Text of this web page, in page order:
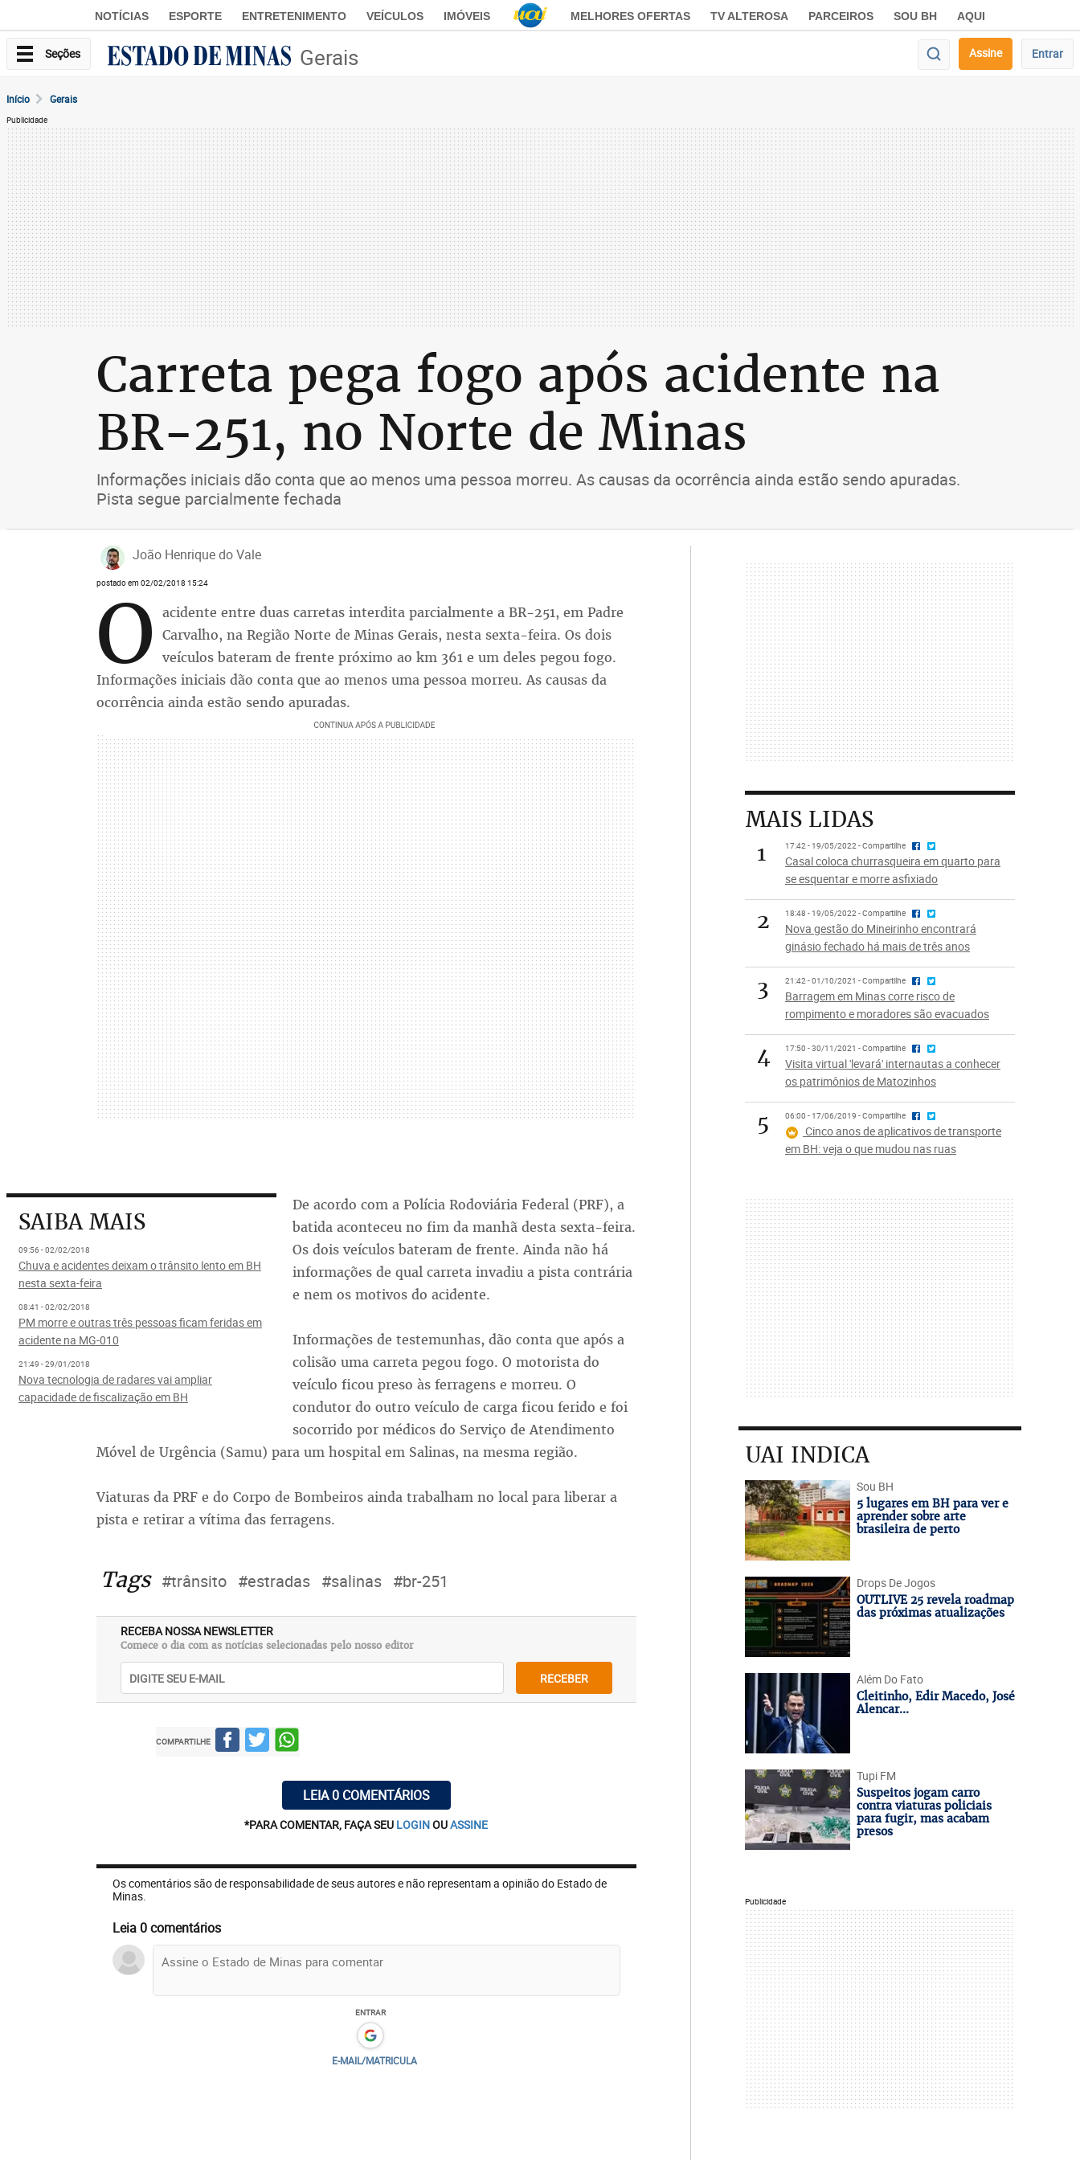
NOTÍCIAS ESPORTE ENTRETENIMENTO VEÍCULOS IMÓVEIS MELHORES OFERTAS TV ALTEROSA PARCEIROS SOU BH AQUI
Seções Gerais Assine Entrar
Início Gerais
Publicidade
Carreta pega fogo após acidente na
BR-251, no Norte de Minas
Informações iniciais dão conta que ao menos uma pessoa morreu. As causas da ocorrência ainda estão sendo apuradas.
Pista segue parcialmente fechada
João Henrique do Vale
postado em 02/02/2018 15:24
O acidente entre duas carretas interdita parcialmente a BR-251, em Padre
Carvalho, na Região Norte de Minas Gerais, nesta sexta-feira. Os dois
veículos bateram de frente próximo ao km 361 e um deles pegou fogo.
Informações iniciais dão conta que ao menos uma pessoa morreu. As causas da
ocorrência ainda estão sendo apuradas.
SAIBA MAIS
09:56 - 02/02/2018
Chuva e acidentes deixam o trânsito lento em BH
nesta sexta-feira
08:41 - 02/02/2018
PM morre e outras três pessoas ficam feridas em
acidente na MG-010
21:49 - 29/01/2018
Nova tecnologia de radares vai ampliar
capacidade de fiscalização em BH
De acordo com a Polícia Rodoviária Federal (PRF), a
batida aconteceu no fim da manhã desta sexta-feira.
Os dois veículos bateram de frente. Ainda não há
informações de qual carreta invadiu a pista contrária
e nem os motivos do acidente.
Informações de testemunhas, dão conta que após a
colisão uma carreta pegou fogo. O motorista do
veículo ficou preso às ferragens e morreu. O
condutor do outro veículo de carga ficou ferido e foi
socorrido por médicos do Serviço de Atendimento
Móvel de Urgência (Samu) para um hospital em Salinas, na mesma região.
Viaturas da PRF e do Corpo de Bombeiros ainda trabalham no local para liberar a
pista e retirar a vítima das ferragens.
Tags #trânsito #estradas #salinas #br-251
RECEBA NOSSA NEWSLETTER
Comece o dia com as notícias selecionadas pelo nosso editor
RECEBER
COMPARTILHE
LEIA 0 COMENTÁRIOS
*PARA COMENTAR, FAÇA SEU LOGINOUASSINE
Os comentários são de responsabilidade de seus autores e não representam a opinião do Estado de
Minas.
Leia 0 comentários
ENTRAR
E-MAIL/MATRICULA
MAIS LIDAS
1
17:42 - 19/05/2022 - Compartilhe
Casal coloca churrasqueira em quarto para
se esquentar e morre asfixiado
2 18:48 - 19/05/2022 - Compartilhe
Nova gestão do Mineirinho encontrará
ginásio fechado há mais de três anos
3 21:42 - 01/10/2021 - Compartilhe
Barragem em Minas corre risco de
rompimento e moradores são evacuados
4 17:50 - 30/11/2021 - Compartilhe
Visita virtual 'levará' internautas a conhecer
os patrimônios de Matozinhos
5 06:00 - 17/06/2019 - Compartilhe
Cinco anos de aplicativos de transporte
em BH: veja o que mudou nas ruas
UAI INDICA
Sou BH
5 lugares em BH para ver e
aprender sobre arte
brasileira de perto
Drops De Jogos
OUTLIVE 25 revela roadmap
das próximas atualizações
Além Do Fato
Cleitinho, Edir Macedo, José
Alencar...
Tupi FM
Suspeitos jogam carro
contra viaturas policiais
para fugir, mas acabam
presos
Publicidade